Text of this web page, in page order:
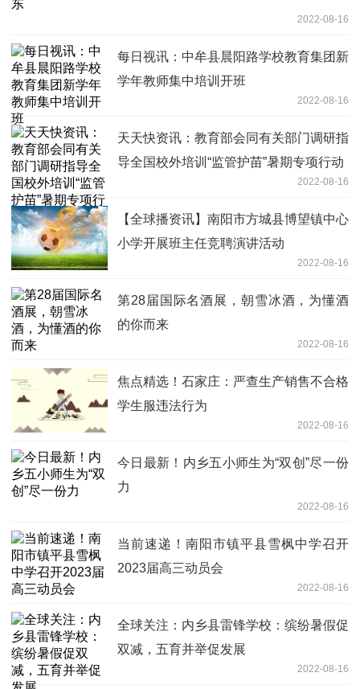
2022-08-16
每日视讯：中牟县晨阳路学校教育集团新
学年教师集中培训开班
2022-08-16
天天快资讯：教育部会同有关部门调研指
导全国校外培训“监管护苗”暑期专项行动
2022-08-16
【全球播资讯】南阳市方城县博望镇中心
小学开展班主任竞聘演讲活动
2022-08-16
第28届国际名酒展，朝雪冰酒，为懂酒
的你而来
2022-08-16
焦点精选！石家庄：严查生产销售不合格
学生服违法行为
2022-08-16
今日最新！内乡五小师生为“双创”尽一份
力
2022-08-16
当前速递！南阳市镇平县雪枫中学召开
2023届高三动员会
2022-08-16
全球关注：内乡县雷锋学校：缤纷暑假促
双减，五育并举促发展
2022-08-16